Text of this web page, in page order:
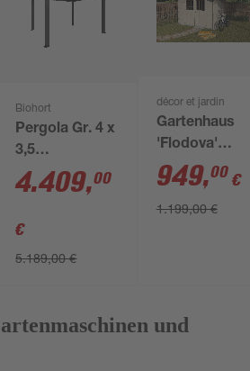
Biohort
Pergola Gr. 4 x
3,5
dunkelgrau-
metallic 404,5
4.409,00
€
5.189,00 €
décor et jardin
Gartenhaus
'Flodova'
317 x 232 x
233 cm
949,00€
1.199,00 €
und